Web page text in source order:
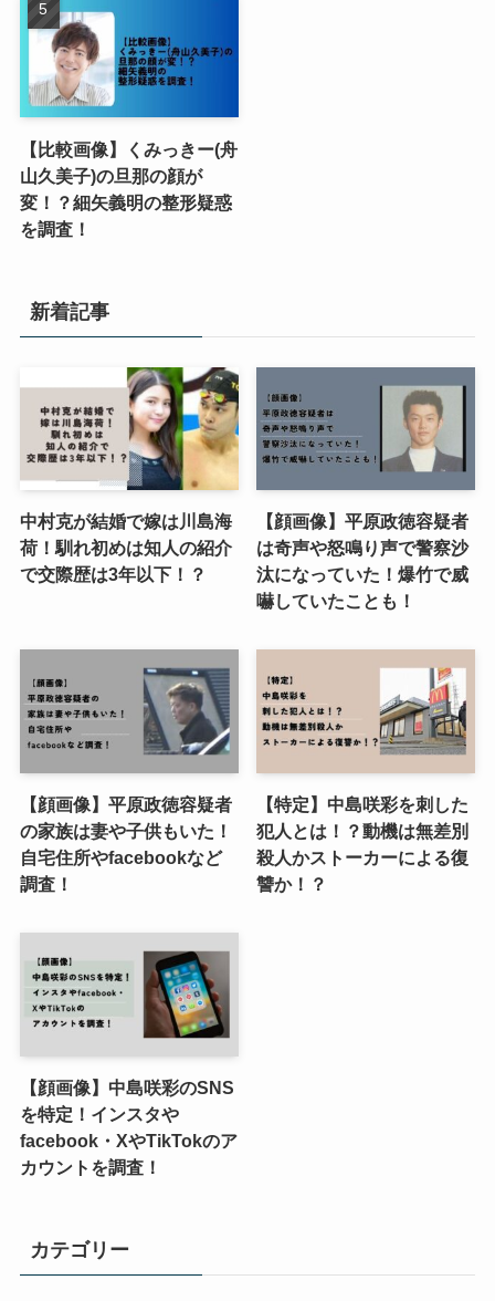
【比較画像】くみっきー(舟
山久美子)の旦那の顔が
変！？細矢義明の整形疑惑
を調査！
新着記事
中村克が結婚で嫁は川島海
荷！馴れ初めは知人の紹介
で交際歴は3年以下！？
【顔画像】平原政徳容疑者
は奇声や怒鳴り声で警察沙
汰になっていた！爆竹で威
嚇していたことも！
【顔画像】平原政徳容疑者
の家族は妻や子供もいた！
自宅住所やfacebookなど
調査！
【特定】中島咲彩を刺した
犯人とは！？動機は無差別
殺人かストーカーによる復
讐か！？
【顔画像】中島咲彩のSNS
を特定！インスタや
facebook・XやTikTokのア
カウントを調査！
カテゴリー